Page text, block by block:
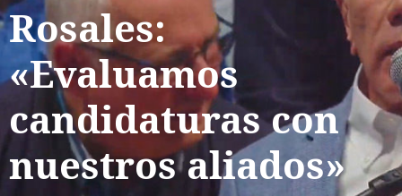
Rosales:
«Evaluamos
candidaturas con
nuestros aliados»